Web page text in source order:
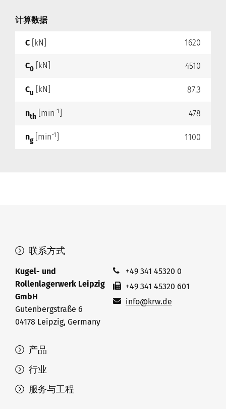
计算数据
C [kN] 1620
C0 [kN] 4510
Cu [kN] 87.3
nth [min-1 478
ng[min-1 1100
产品
行业
服务与工程
联系方式
Kugel- und
Rollenlagerwerk Leipzig
GmbH
Gutenbergstraße 6
04178 Leipzig, Germany
+49 341 45320 0
+49 341 45320 601
info@krw.de